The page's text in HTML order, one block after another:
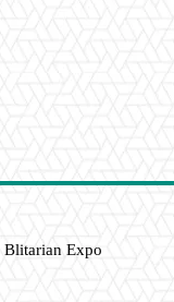
Blitarian Expo